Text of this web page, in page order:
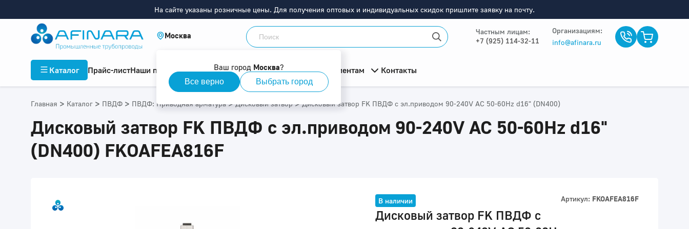
На сайте указаны розничные цены. Для получения оптовых и индивидуальных скидок пришлите заявку на почту.
Москва
Ваш город Москва?
Все верно Выбрать город
Частным лицам:
+7 (925) 114-32-11
Организациям:
info@afinara.ru
Каталог Прайс-листНаши проекты Информация О компании Клиентам Контакты
Главная > Каталог > ПВДФ > ПВДФ: Приводная арматура > Дисковый затвор > Дисковый затвор FK ПВДФ с эл.приводом 90-240V AC 50-60Hz d16" (DN400)
Дисковый затвор FK ПВДФ с эл.приводом 90-240V AC 50-60Hz d16"
(DN400) FKOAFEA816F
В наличии Артикул: FKOAFEA816F
Дисковый затвор FK ПВДФ с